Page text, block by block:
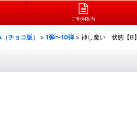
ご利用案内
チョコ版） > 1弾〜10弾 > 神し魔い 状態【B】